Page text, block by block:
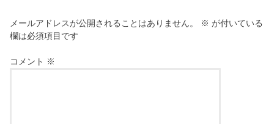
メールアドレスが公開されることはありません。 ※ が付いている
欄は必須項目です
コメント ※